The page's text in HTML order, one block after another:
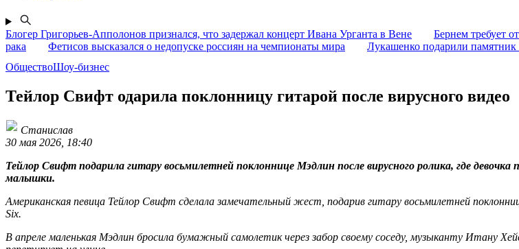
Блогер Григорьев-Апполонов признался, что задержал концерт Ивана Урганта в Вене Бернем требует
рака
Фетисов высказался о недопуске россиян на чемпионаты мира
Лукашенко подарили памятник
ОбществоШоу-бизнес
Тейлор Свифт одарила поклонницу гитарой после вирусного видео
Станислав
30 мая 2026, 18:40
Тейлор Свифт подарила гитару восьмилетней поклоннице Мэдлин после вирусного ролика, где
малышки.
Американская певица Тейлор Свифт сделала замечательный жест, подарив гитару восьмилетней
Six.
В апреле маленькая Мэдлин бросила бумажный самолетик через забор своему соседу, музыканту Итану